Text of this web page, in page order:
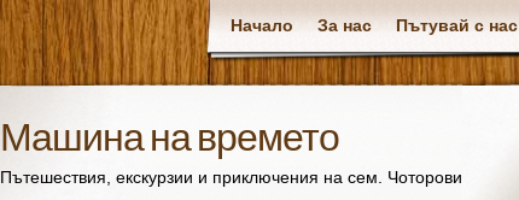
Начало За нас Пътувай с нас
Машина на времето
Пътешествия, екскурзии и приключения на сем. Чоторови